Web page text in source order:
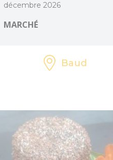
décembre 2026
MARCHÉ
Baud